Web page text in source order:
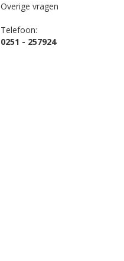
Overige vragen
Telefoon:
0251 - 257924